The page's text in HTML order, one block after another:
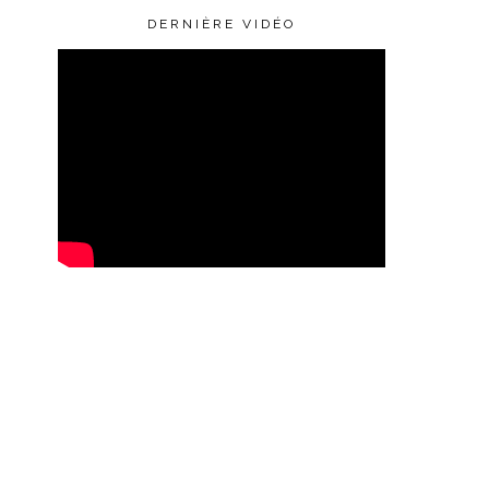
DERNIÈRE VIDÉO